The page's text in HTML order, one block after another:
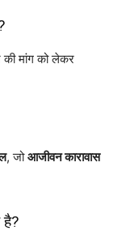
मांग को लेकर
, जोआजीवन कारावास
है?